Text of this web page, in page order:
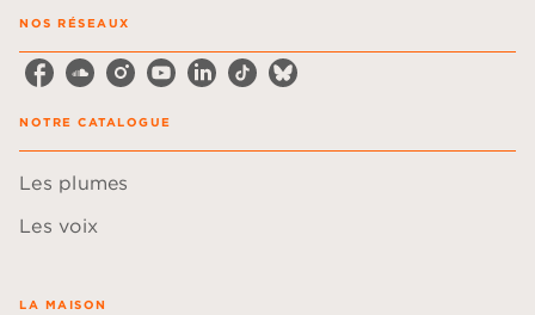
NOS RÉSEAUX
NOTRE CATALOGUE
Les plumes
Les voix
LA MAISON